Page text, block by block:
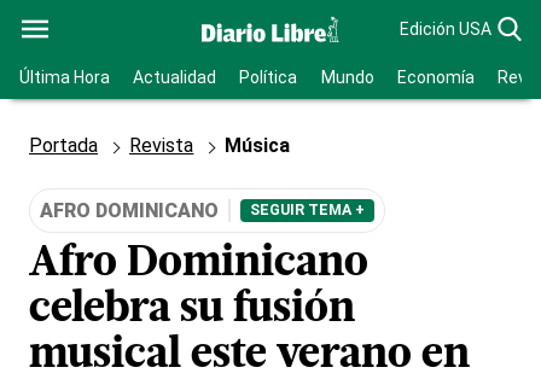
Edición USA
Última Hora Actualidad Política Mundo Economía
Portada Revista Música
AFRO DOMINICANO SEGUIR TEMA +
Afro Dominicano
celebra su fusión
musical este verano en